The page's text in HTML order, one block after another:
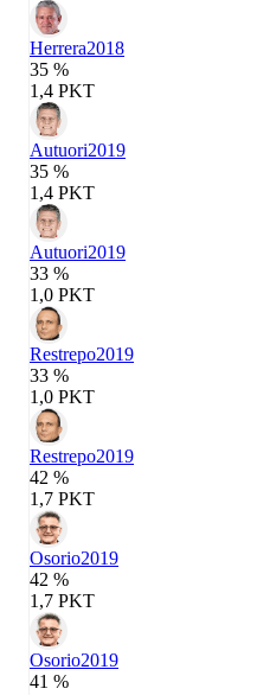
Herrera2018
35 %
1,4 PKT
Autuori2019
35 %
1,4 PKT
Autuori2019
33 %
1,0 PKT
Restrepo2019
33 %
1,0 PKT
Restrepo2019
42 %
1,7 PKT
Osorio2019
42 %
1,7 PKT
Osorio2019
41 %